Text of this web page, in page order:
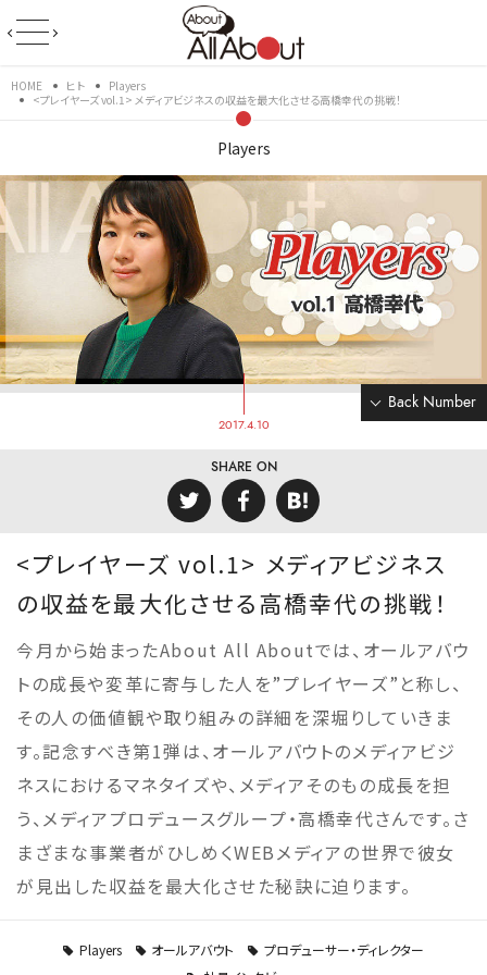
HOME ヒト
Players
<プレイヤーズ vol.1> メディアビジネスの収益を最大化させる高橋幸代の挑戦！
Players
Back Number
2017.4.10
SHARE ON
<プレイヤーズ vol.1> メディアビジネス
の収益を最大化させる高橋幸代の挑戦！
今月から始まったAbout All Aboutでは、オールアバウ
トの成長や変革に寄与した人を”プレイヤーズ”と称し、
その人の価値観や取り組みの詳細を深堀りしていきま
す。記念すべき第1弾は、オールアバウトのメディアビジ
ネスにおけるマネタイズや、メディアそのもの成長を担
う、メディアプロデュースグループ・高橋幸代さんです。さ
まざまな事業者がひしめくWEBメディアの世界で彼女
が見出した収益を最大化させた秘訣に迫ります。
Players オールアバウト
プロデューサー・ディレクター